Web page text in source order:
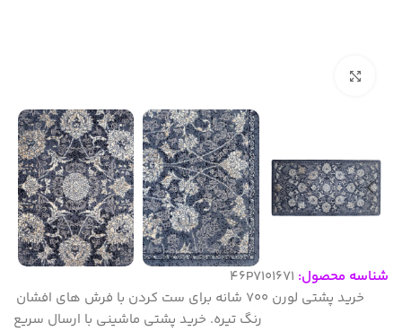
شناسه محصول: 46P7101671
خرید پشتی لورن 700 شانه برای ست کردن با فرش های افشان
رنگ تیره. خرید پشتی ماشینی با ارسال سریع